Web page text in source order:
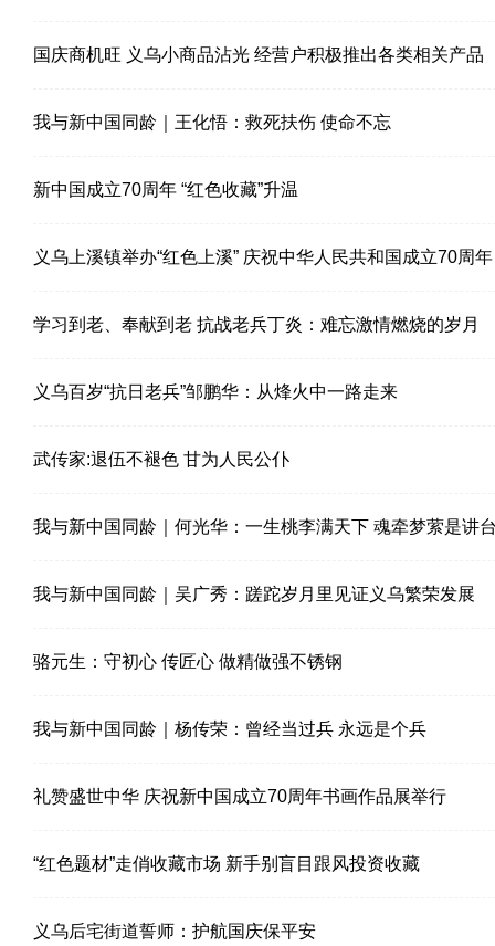
国庆商机旺 义乌小商品沾光 经营户积极推出各类相关产品
我与新中国同龄｜王化悟：救死扶伤 使命不忘
新中国成立70周年 “红色收藏”升温
义乌上溪镇举办“红色上溪” 庆祝中华人民共和国成立70周年
学习到老、奉献到老 抗战老兵丁炎：难忘激情燃烧的岁月
义乌百岁“抗日老兵”邹鹏华：从烽火中一路走来
武传家:退伍不褪色 甘为人民公仆
我与新中国同龄｜何光华：一生桃李满天下 魂牵梦萦是讲
我与新中国同龄｜吴广秀：蹉跎岁月里见证义乌繁荣发展
骆元生：守初心 传匠心 做精做强不锈钢
我与新中国同龄｜杨传荣：曾经当过兵 永远是个兵
礼赞盛世中华 庆祝新中国成立70周年书画作品展举行
“红色题材”走俏收藏市场 新手别盲目跟风投资收藏
义乌后宅街道誓师：护航国庆保平安